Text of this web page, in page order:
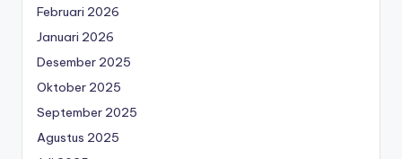
Februari 2026
Januari 2026
Desember 2025
Oktober 2025
September 2025
Agustus 2025